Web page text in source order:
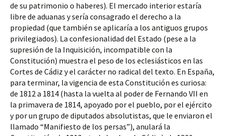
de su patrimonio o haberes). El mercado interior estaría
libre de aduanas y sería consagrado el derecho a la
propiedad (que también se aplicaría a los antiguos grupos
privilegiados). La confesionalidad del Estado (pese a la
supresión de la Inquisición, incompatible con la
Constitución) muestra el peso de los eclesiásticos en las
Cortes de Cádiz y el carácter no radical del texto. En España,
para terminar, la vigencia de esta Constitución es curiosa:
de 1812 a 1814 (hasta la vuelta al poder de Fernando VII en
la primavera de 1814, apoyado por el pueblo, por el ejército
y por un grupo de diputados absolutistas, que le enviaron el
llamado “Manifiesto de los persas”), anulará la